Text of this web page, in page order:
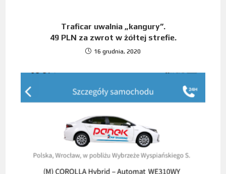
Traficar uwalnia „kangury”.
49 PLN za zwrot w żółtej strefie.
16 grudnia, 2020